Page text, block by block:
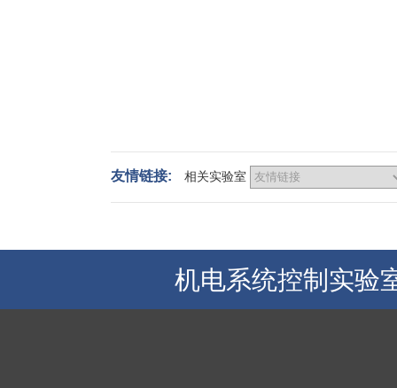
友情链接: 相关实验室
机电系统控制实验